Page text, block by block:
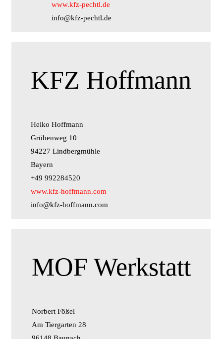
www.kfz-pechtl.de
info@kfz-pechtl.de
KFZ Hoffmann
Heiko Hoffmann
Grübenweg 10
94227 Lindbergmühle
Bayern
+49 992284520
www.kfz-hoffmann.com
info@kfz-hoffmann.com
MOF Werkstatt
Norbert Fößel
Am Tiergarten 28